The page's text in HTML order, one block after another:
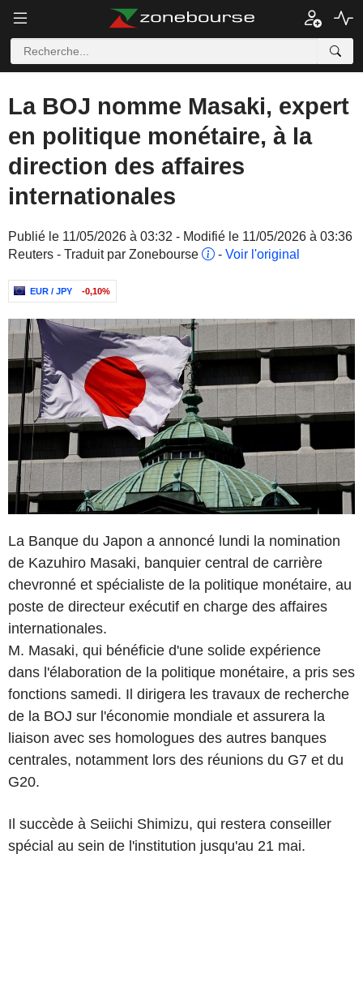
La BOJ nomme Masaki, expert
en politique monétaire, à la
direction des affaires
internationales
Publié le 11/05/2026 à 03:32 - Modifié le 11/05/2026 à 03:36
Reuters - Traduit par Zonebourse
- Voir l'original
EUR / JPY -0,10%
La Banque du Japon a annoncé lundi la nomination
de Kazuhiro Masaki, banquier central de carrière
chevronné et spécialiste de la politique monétaire, au
poste de directeur exécutif en charge des affaires
internationales.
M. Masaki, qui bénéficie d'une solide expérience
dans l'élaboration de la politique monétaire, a pris ses
fonctions samedi. Il dirigera les travaux de recherche
de la BOJ sur l'économie mondiale et assurera la
liaison avec ses homologues des autres banques
centrales, notamment lors des réunions du G7 et du
G20.
Il succède à Seiichi Shimizu, qui restera conseiller
spécial au sein de l'institution jusqu'au 21 mai.